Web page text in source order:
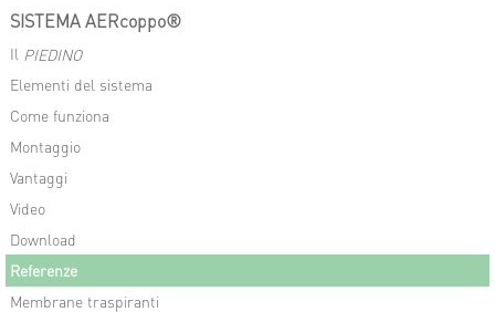
SISTEMA AERcoppo®
Il PIEDINO
Elementi del sistema
Come funziona
Montaggio
Vantaggi
Video
Download
Referenze
Membrane traspiranti